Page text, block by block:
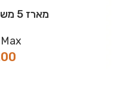
מארז 5 משאיות ציוד כבד